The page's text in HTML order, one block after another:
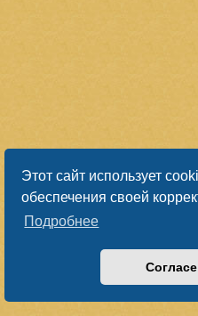
Этот сайт использует
обеспечения своей
Подробнее